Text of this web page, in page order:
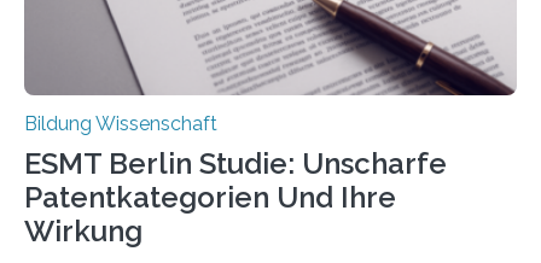
Promotionskolleg NRW) derzeit eine Online-Umfrage
durch. Ziel ist es, herauszufinden,…
Bildung Wissenschaft
ESMT Berlin Studie: Unscharfe
Patentkategorien Und Ihre
Wirkung